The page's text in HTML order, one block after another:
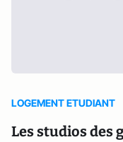
LOGEMENT ETUDIANT
Les studios des